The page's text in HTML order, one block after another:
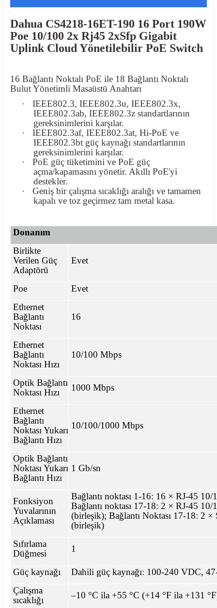
Dahua CS4218-16ET-190 16 Port 190W
Poe 10/100 2x Rj45 2xSfp Gigabit
Uplink Cloud Yönetilebilir PoE Switch
16 Bağlantı Noktalı PoE ile 18 Bağlantı Noktalı
Bulut Yönetimli Masaüstü Anahtarı
·
IEEE802.3, IEEE802.3u, IEEE802.3x,
IEEE802.3ab, IEEE802.3z standartlarının
gereksinimlerini karşılar.
·
IEEE802.3af, IEEE802.3at, Hi-PoE ve
IEEE802.3bt güç kaynağı standartlarının
gereksinimlerini karşılar.
·
PoE güç tüketimini ve PoE güç
açma/kapamasını yönetir. Akıllı PoE'yi
destekler.
·
Geniş bir çalışma sıcaklığı aralığı ve tamamen
kapalı ve toz geçirmez tam metal kasa.
Donanım
Birlikte
Verilen Güç
Adaptörü
Evet
Poe
Evet
Ethernet
Bağlantı
Noktası
16
Ethernet
Bağlantı
Noktası Hızı
10/100 Mbps
Optik Bağlantı
Noktası Hızı
1000 Mbps
Ethernet
Bağlantı
Noktası Yukarı
Bağlantı Hızı
10/100/1000 Mbps
Optik Bağlantı
Noktası Yukarı
Bağlantı Hızı
1 Gb/sn
Fonksiyon
Yuvalarının
Açıklaması
Bağlantı noktası 1-16: 16 × RJ-45
Bağlantı noktası 17-18: 2 × RJ-45
(birleşik); Bağlantı Noktası 17-18: 2
(birleşik)
Sıfırlama
Düğmesi
1
Güç kaynağı
Dahili güç kaynağı: 100-240 VDC,
Çalışma
sıcaklığı
–10 °C ila +55 °C (+14 °F ila +131